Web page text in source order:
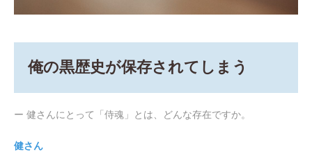
俺の黒歴史が保存されてしまう
ー 健さんにとって「侍魂」とは、どんな存在ですか。
健さん